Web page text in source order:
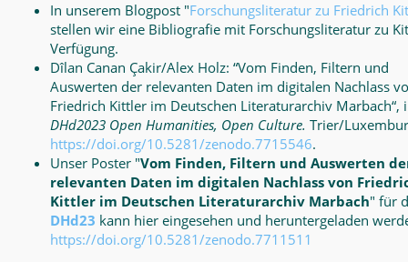
In unserem Blogpost "Forschungsliteratur zu Friedrich
stellen wir eine Bibliografie mit Forschungsliteratur zu
Verfügung.
Dîlan Canan Çakir/Alex Holz: “Vom Finden, Filtern und
Auswerten der relevanten Daten im digitalen Nachlass
Friedrich Kittler im Deutschen Literaturarchiv Marbach“,
DHd2023 Open Humanities, Open Culture. Trier/
https://doi.org/10.5281/zenodo.7715546.
Unser Poster "Vom Finden, Filtern und Auswerten
relevanten Daten im digitalen Nachlass von
Kittler im Deutschen Literaturarchiv Marbach" für
DHd23 kann hier eingesehen und heruntergeladen
https://doi.org/10.5281/zenodo.7711511